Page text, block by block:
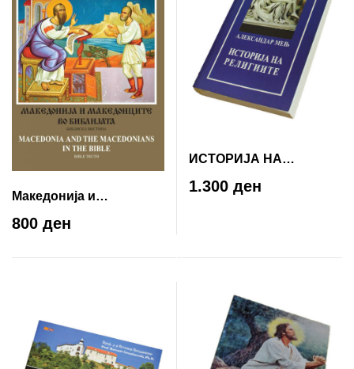
Македонија и
Македонците во
Библијата – Библиска
800 ден
ИСТОРИЈА НА
РЕЛИГИИТЕ-
Александар
1.300 ден